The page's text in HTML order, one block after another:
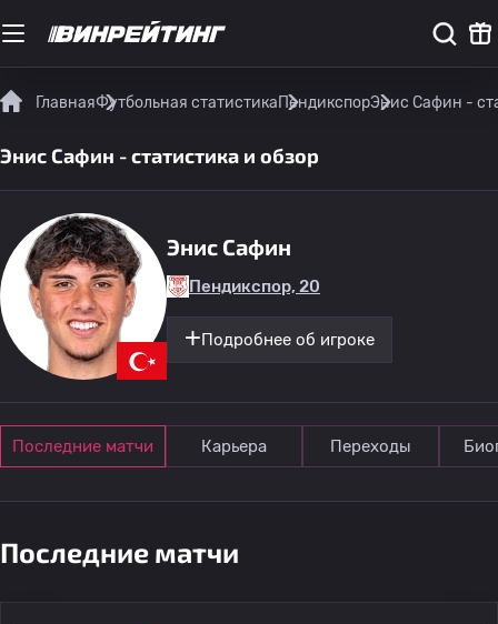
ГлавнаяФутбольная статистикаПендикспорЭнис Сафин -
Энис Сафин - статистика и обзор
Энис Сафин
Пендикспор, 20
Подробнее об игроке
Последние матчи Карьера Переходы
Последние матчи